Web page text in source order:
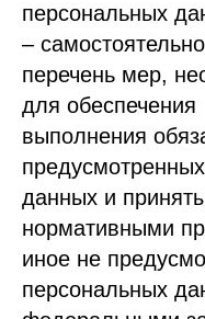
персональных
–
перечень мер,
для обеспечения
выполнения
данных и
нормативными
иное не
персональных